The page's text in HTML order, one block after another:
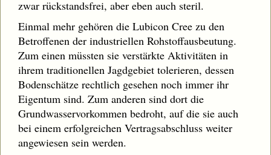
zwar rückstandsfrei, aber eben auch steril.
Einmal mehr gehören die Lubicon Cree zu den
Betroffenen der industriellen Rohstoffausbeutung.
Zum einen müssten sie verstärkte Aktivitäten in
ihrem traditionellen Jagdgebiet tolerieren, dessen
Bodenschätze rechtlich gesehen noch immer ihr
Eigentum sind. Zum anderen sind dort die
Grundwasservorkommen bedroht, auf die sie auch
bei einem erfolgreichen Vertragsabschluss weiter
angewiesen sein werden.